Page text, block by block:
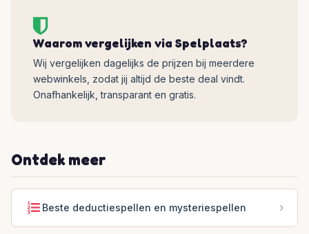
Waarom vergelijken via Spelplaats?
Wij vergelijken dagelijks de prijzen bij meerdere
webwinkels, zodat jij altijd de beste deal vindt.
Onafhankelijk, transparant en gratis.
Ontdek meer
Beste deductiespellen en mysteriespellen